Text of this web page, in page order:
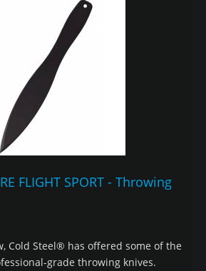
FLIGHT SPORT - Throwing
Cold Steel® has offered some of the
grade throwing knives.